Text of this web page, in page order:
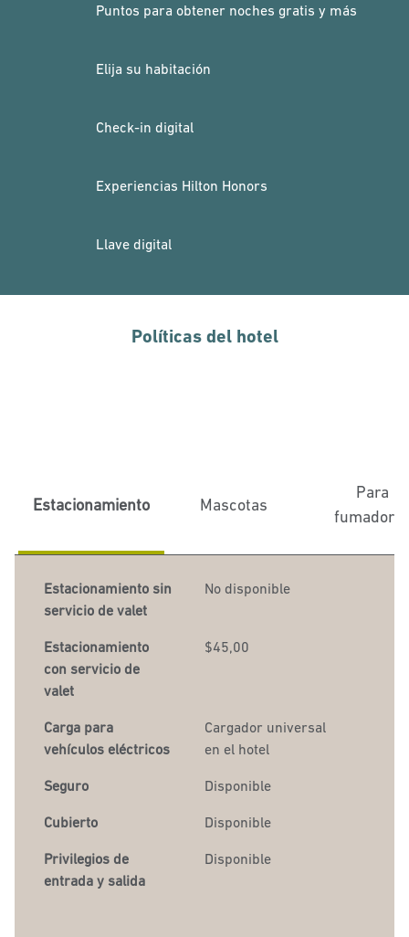
Puntos para obtener noches gratis y más
Elija su habitación
Check-in digital
Experiencias Hilton Honors
Llave digital
Políticas del hotel
Estacionamiento Mascotas
Para
Estacionamiento sin
servicio de valet
No disponible
Estacionamiento
con servicio de
valet
$45,00
Carga para
vehículos eléctricos
Cargador universal
en el hotel
Seguro Disponible
Cubierto Disponible
Privilegios de
entrada y salida
Disponible